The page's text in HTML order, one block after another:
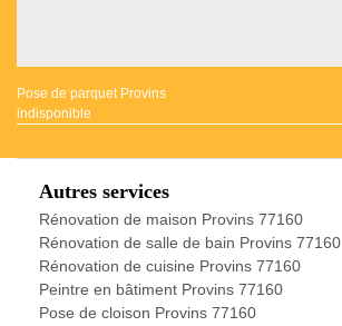
Pose de parquet Provins
indisponible
Autres services
Rénovation de maison Provins 77160
Rénovation de salle de bain Provins 77160
Rénovation de cuisine Provins 77160
Peintre en bâtiment Provins 77160
Pose de cloison Provins 77160